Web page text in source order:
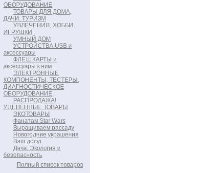
ОБОРУДОВАНИЕ
ТОВАРЫ ДЛЯ ДОМА,
ДАЧИ. ТУРИЗМ
УВЛЕЧЕНИЯ, ХОББИ,
ИГРУШКИ
УМНЫЙ ДОМ
УСТРОЙСТВА USB и
аксессуары
ФЛЕШ КАРТЫ и
аксессуары к ним
ЭЛЕКТРОННЫЕ
КОМПОНЕНТЫ, ТЕСТЕРЫ,
ДИАГНОСТИЧЕСКОЕ
ОБОРУДОВАНИЕ
РАСПРОДАЖА!
УЦЕНЕННЫЕ ТОВАРЫ
ЭКОТОВАРЫ
Фанатам Star Wars
Выращиваем рассаду
Новогодние украшения
Ваш досуг
Дача. Экология и
безопасность
Полный список товаров